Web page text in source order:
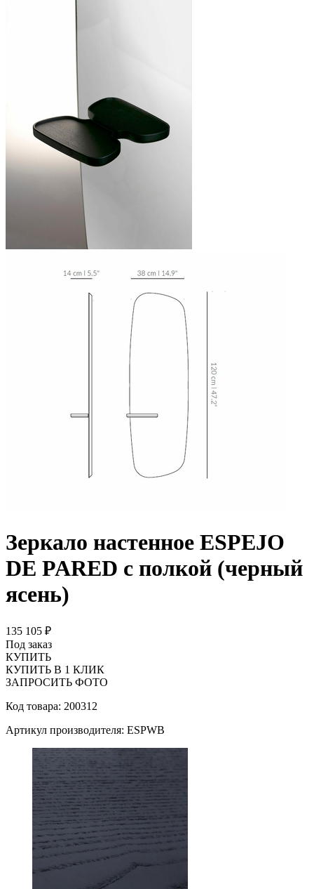
Зеркало настенное ESPEJO
DE PARED с полкой (черный
ясень)
135 105 ₽
Под заказ
КУПИТЬ
КУПИТЬ В 1 КЛИК
ЗАПРОСИТЬ ФОТО
Код товара: 200312
Артикул производителя: ESPWB